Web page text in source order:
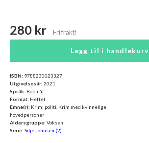
280 kr
Legg til i handlekurv
ISBN: 9788230023327
Utgivelsesår: 2021
Språk: Bokmål
Format: Heftet
Emne(r): Krim: politi, Krim med kvinnelige
hovedpersoner
Aldersgruppe: Voksen
Serie: Silje Johnsen (2)